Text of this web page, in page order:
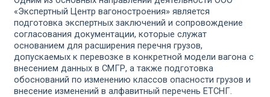
«Экспертный Центр вагоностроения» является
подготовка экспертных заключений и сопровождение
согласования документации, которые служат
основанием для расширения перечня грузов,
допускаемых к перевозке в конкретной модели вагона с
внесением данных в СМГР, а также подготовка
обоснований по изменению классов опасности грузов и
внесение изменений в алфавитный перечень ЕТСНГ.